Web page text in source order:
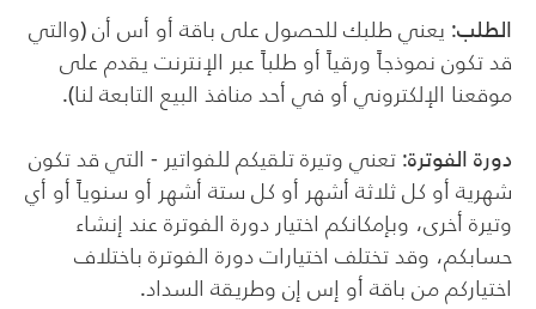
الطلب: يعني طلبك للحصول على باقة أو أس أن (والتي
قد تكون نموذجاً ورقياً أو طلباً عبر الإنترنت يقدم على
موقعنا الإلكتروني أو في أحد منافذ البيع التابعة لنا).
دورة الفوترة: تعني وتيرة تلقيكم للفواتير - التي قد تكون
شهرية أو كل ثلاثة أشهر أو كل ستة أشهر أو سنوياً أو أي
وتيرة أخرى، وبإمكانكم اختيار دورة الفوترة عند إنشاء
حسابكم، وقد تختلف اختيارات دورة الفوترة باختلاف
اختياركم من باقة أو إس إن وطريقة السداد.